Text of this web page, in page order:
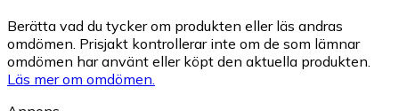
Berätta vad du tycker om produkten eller läs andras
omdömen. Prisjakt kontrollerar inte om de som lämnar
omdömen har använt eller köpt den aktuella produkten.
Läs mer om omdömen.